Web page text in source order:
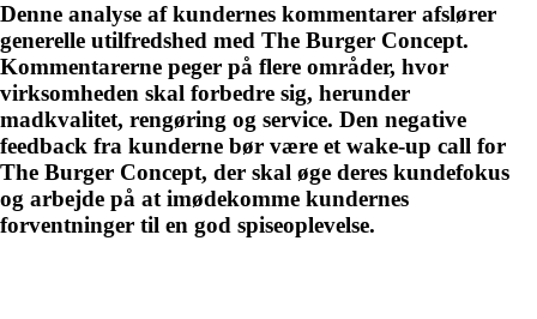
Denne analyse af kundernes kommentarer afslører
generelle utilfredshed med The Burger Concept.
Kommentarerne peger på flere områder, hvor
virksomheden skal forbedre sig, herunder
madkvalitet, rengøring og service. Den negative
feedback fra kunderne bør være et wake-up call for
The Burger Concept, der skal øge deres kundefokus
og arbejde på at imødekomme kundernes
forventninger til en god spiseoplevelse.